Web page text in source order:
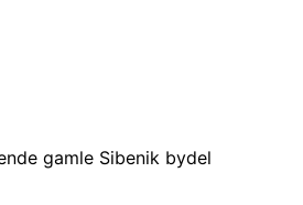
gamle Sibenik bydel